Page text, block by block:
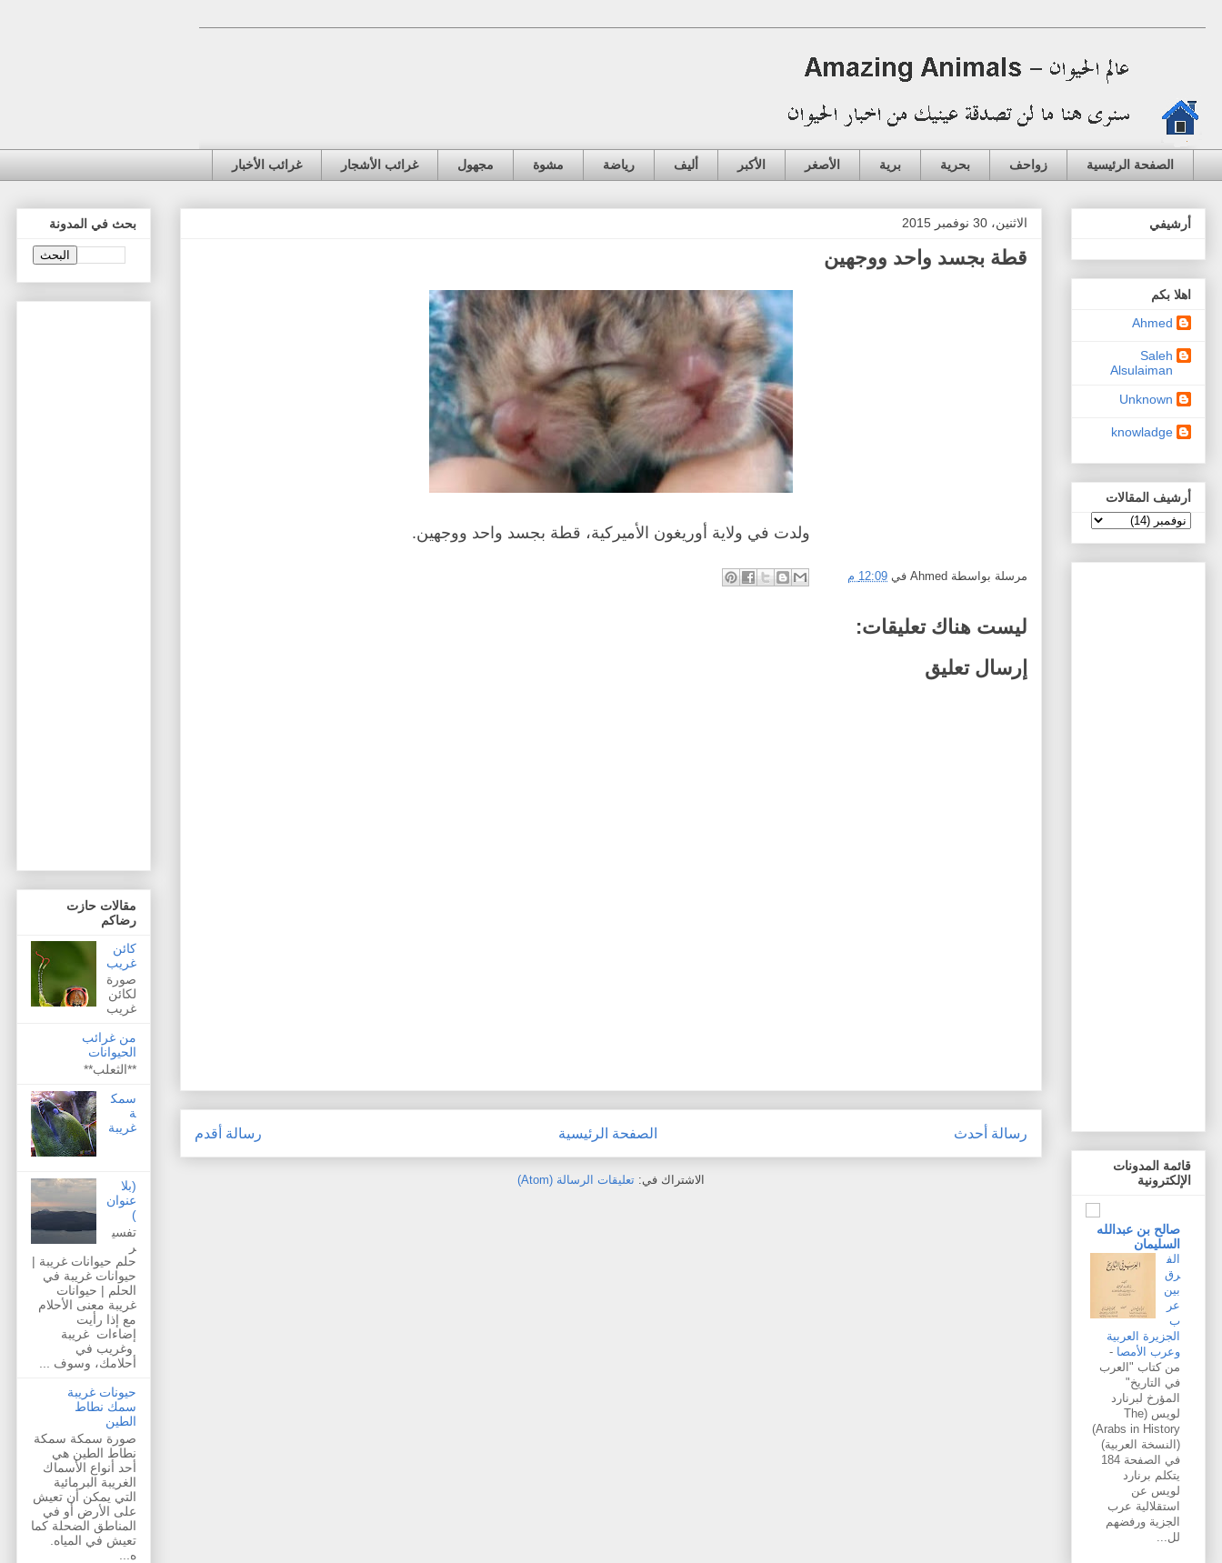
الصفحة الرئيسية زواحف بحرية برية الأصغر الأكبر أليف رياضة مشوة مجهول غرائب الأشجار غرائب الأخبار
الاثنين، 30 نوفمبر 2015
قطة بجسد واحد ووجهين
ولدت في ولاية أوريغون الأميركية، قطة بجسد واحد ووجهين.
مرسلة بواسطة Ahmed في 12:09 م
ليست هناك تعليقات:
إرسال تعليق
رسالة أحدث رسالة أقدم الصفحة الرئيسية
الاشتراك في: تعليقات الرسالة (Atom)
بحث في المدونة
مقالات حازت
رضاكم
كائن
غريب
صورة
لكائن
غريب
من غرائب
الحيوانات
**الثعلب**
سمك
ة
غريبة
(بلا
عنوان
)
تفسي
ر
حلم حيوانات غريبة |
حيوانات غريبة في
الحلم | حيوانات
غريبة معنى الأحلام
مع إذا رأيت
إضاءات غريبة
وغريب في
أحلامك، وسوف ...
حيونات غريبة
سمك نطاط
الطين
صورة سمكة سمكة
نطاط الطين هي
أحد أنواع الأسماك
الغريبة البرمائية
التي يمكن أن تعيش
على الأرض أو في
المناطق الضحلة كما
تعيش في المياه.
ه...
أرشيفي
اهلا بكم
Ahmed
Saleh
Alsulaiman
Unknown
knowladge
أرشيف المقالات
قائمة المدونات
الإلكترونية
صالح بن عبدالله
السليمان
الف
رق
بين
عر
ب
الجزيرة العربية
وعرب الأمصا-
من كتاب "العرب
في التاريخ"
المؤرخ لبرنارد
لويس (The
Arabs in History)
(النسخة العربية)
في الصفحة 184
يتكلم برنارد
لويس عن
استقلالية عرب
الجزية ورفضهم
لل...